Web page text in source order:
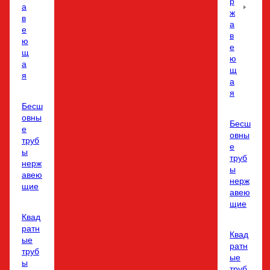
а
в
е
ю
щ
а
я
Бесш
овны
е
труб
ы
нерж
авею
щие
Квад
ратн
ые
труб
ы
ж
а
в
е
ю
щ
а
я
Бесш
овны
е
труб
ы
нерж
авею
щие
Квад
ратн
ые